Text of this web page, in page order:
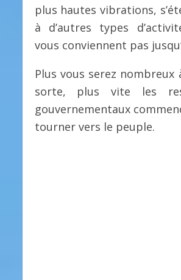
plus hautes vibrations,
à d’autres types
vous conviennent pas
Plus vous serez nombreux
sorte, plus vite les
gouvernementaux
tourner vers le peuple.